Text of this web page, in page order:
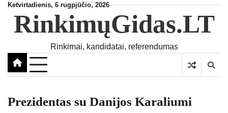
Skip
content
Ketvirtadienis, 6 rugpjūčio, 2026
RinkimųGidas.LT
Rinkimai, kandidatai, referendumas
Prezidentas su Danijos Karaliumi